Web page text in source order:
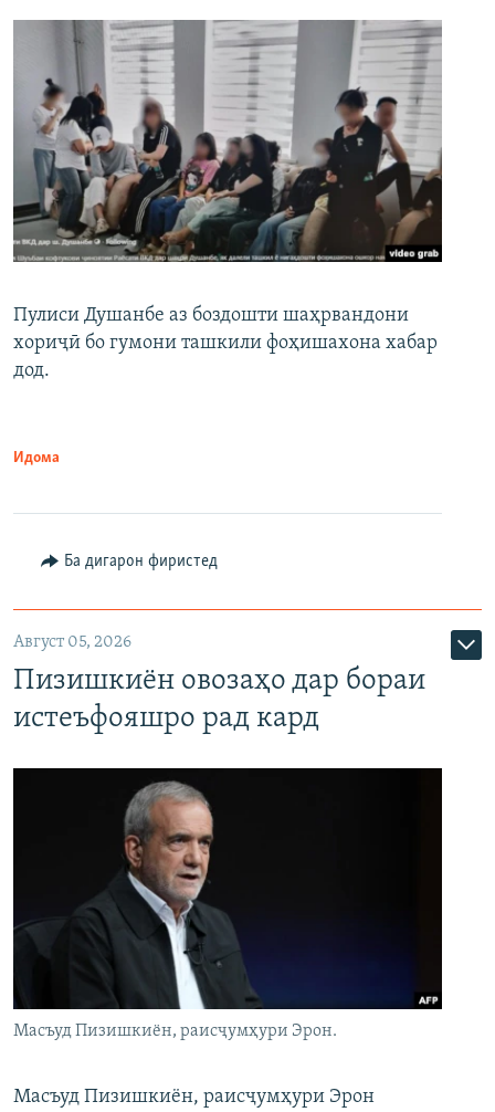
Пулиси Душанбе аз боздошти шаҳрвандони
хориҷӣ бо гумони ташкили фоҳишахона хабар
дод.
Идома
Ба дигарон фиристед
Август 05, 2026
Пизишкиён овозаҳо дар бораи
истеъфояшро рад кард
Масъуд Пизишкиён, раисҷумҳури Эрон.
Масъуд Пизишкиён, раисҷумҳури Эрон